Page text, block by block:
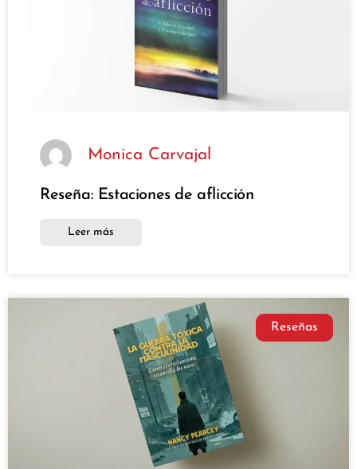
Monica Carvajal
Reseña: Estaciones de aflicción
Leer más
Reseñas